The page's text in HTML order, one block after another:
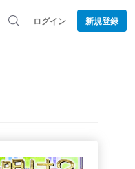
ログイン 新規登録